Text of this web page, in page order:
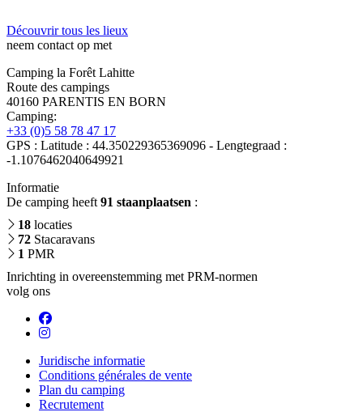
Découvrir tous les lieux
neem contact op met
Camping la Forêt Lahitte
Route des campings
40160 PARENTIS EN BORN
Camping:
+33 (0)5 58 78 47 17
GPS : Latitude : 44.350229365369096 - Lengtegraad :
-1.1076462040649921
Informatie
De camping heeft 91 staanplaatsen :
18 locaties
72 Stacaravans
1 PMR
Inrichting in overeenstemming met PRM-normen
volg ons
Juridische informatie
Conditions générales de vente
Plan du camping
Recrutement